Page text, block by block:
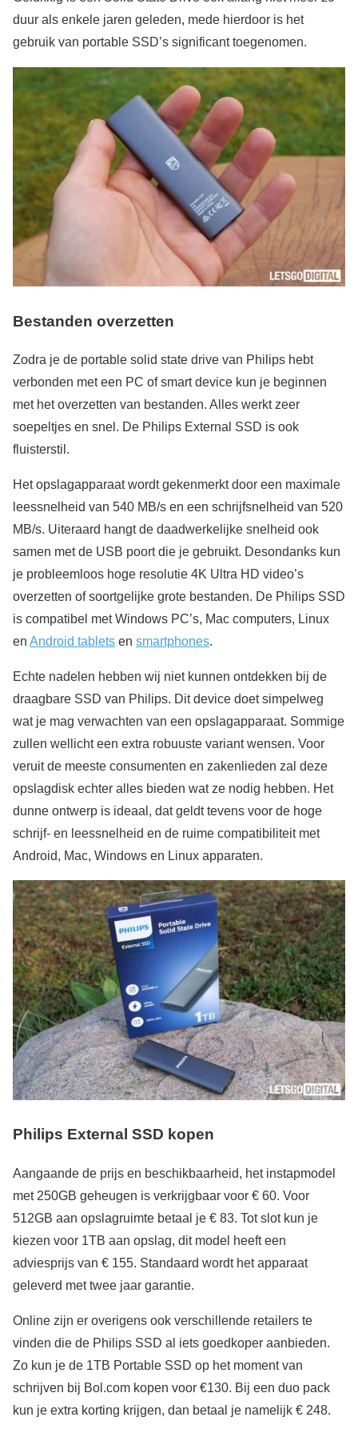
duur als enkele jaren geleden, mede hierdoor is het
gebruik van portable SSD’s significant toegenomen.
Bestanden overzetten
Zodra je de portable solid state drive van Philips hebt
verbonden met een PC of smart device kun je beginnen
met het overzetten van bestanden. Alles werkt zeer
soepeltjes en snel. De Philips External SSD is ook
fluisterstil.
Het opslagapparaat wordt gekenmerkt door een maximale
leessnelheid van 540 MB/s en een schrijfsnelheid van 520
MB/s. Uiteraard hangt de daadwerkelijke snelheid ook
samen met de USB poort die je gebruikt. Desondanks kun
je probleemloos hoge resolutie 4K Ultra HD video’s
overzetten of soortgelijke grote bestanden. De Philips SSD
is compatibel met Windows PC’s, Mac computers, Linux
en Android tablets en smartphones.
Echte nadelen hebben wij niet kunnen ontdekken bij de
draagbare SSD van Philips. Dit device doet simpelweg
wat je mag verwachten van een opslagapparaat. Sommige
zullen wellicht een extra robuuste variant wensen. Voor
veruit de meeste consumenten en zakenlieden zal deze
opslagdisk echter alles bieden wat ze nodig hebben. Het
dunne ontwerp is ideaal, dat geldt tevens voor de hoge
schrijf- en leessnelheid en de ruime compatibiliteit met
Android, Mac, Windows en Linux apparaten.
Philips External SSD kopen
Aangaande de prijs en beschikbaarheid, het instapmodel
met 250GB geheugen is verkrijgbaar voor € 60. Voor
512GB aan opslagruimte betaal je € 83. Tot slot kun je
kiezen voor 1TB aan opslag, dit model heeft een
adviesprijs van € 155. Standaard wordt het apparaat
geleverd met twee jaar garantie.
Online zijn er overigens ook verschillende retailers te
vinden die de Philips SSD al iets goedkoper aanbieden.
Zo kun je de 1TB Portable SSD op het moment van
schrijven bij Bol.com kopen voor €130. Bij een duo pack
kun je extra korting krijgen, dan betaal je namelijk € 248.